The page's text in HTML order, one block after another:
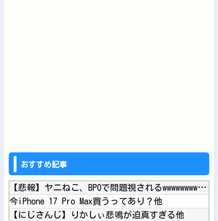
おすすめ記事
【悲報】ヤニねこ、BPOで問題視されるwwwwwwwwwww...
今iPhone 17 Pro Max買うってあり？他
【にじさんじ】りかしぃ悲鳴が迫真すぎる他